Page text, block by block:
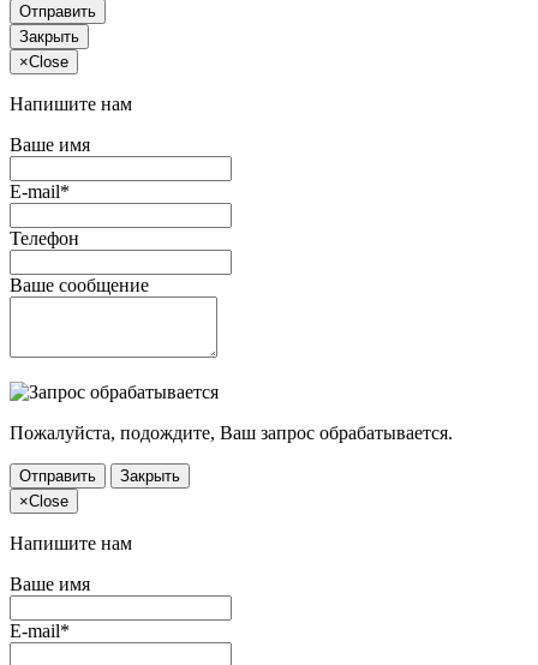
Отправить
Закрыть
×Close
Напишите нам
Ваше имя
E-mail*
Телефон
Ваше сообщение
Пожалуйста, подождите, Ваш запрос обрабатывается.
Отправить
Закрыть
×Close
Напишите нам
Ваше имя
E-mail*